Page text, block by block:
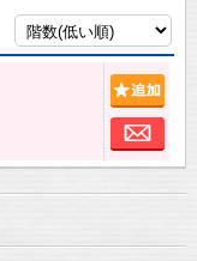
お